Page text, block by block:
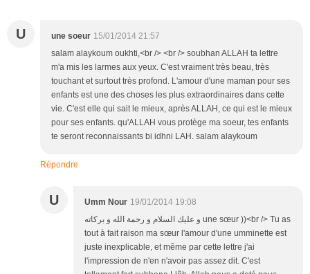
U une soeur 15/01/2014 21:57
salam alaykoum oukhti,<br /> <br /> soubhan ALLAH ta lettre
m'a mis les larmes aux yeux. C'est vraiment très beau, très
touchant et surtout très profond. L'amour d'une maman pour ses
enfants est une des choses les plus extraordinaires dans cette
vie. C'est elle qui sait le mieux, après ALLAH, ce qui est le mieux
pour ses enfants. qu'ALLAH vous protège ma soeur, tes enfants
te seront reconnaissants bi idhni LAH. salam alaykoum
Répondre
U Umm Nour 19/01/2014 19:08
و عليك السلام و رحمة الله و بركاته une sœur ))<br /> Tu as
tout à fait raison ma sœur l'amour d'une umminette est
juste inexplicable, et même par cette lettre j'ai
l'impression de n'en n'avoir pas assez dit. C'est